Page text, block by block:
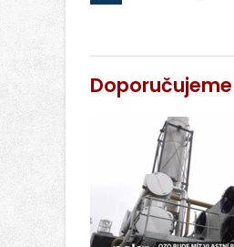
Doporučujeme